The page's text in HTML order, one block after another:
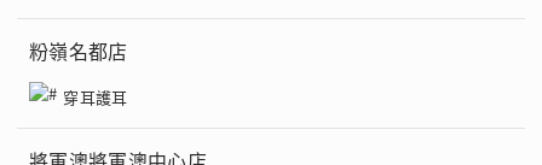
粉嶺名都店
穿耳護耳